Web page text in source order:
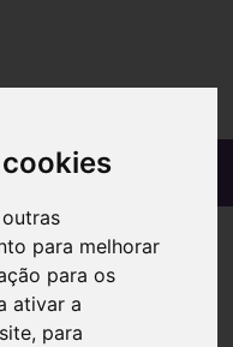
para melhorar
para os
ativar a
, para